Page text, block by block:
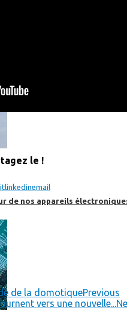
de nos appareils
le !
linkedinemail
de la domotiquePrevious
vers une nouvelle...